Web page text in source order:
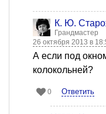
К. Ю.
Грандмастер
26 октября 2013 в
А если под
колокольней?
0 Ответить